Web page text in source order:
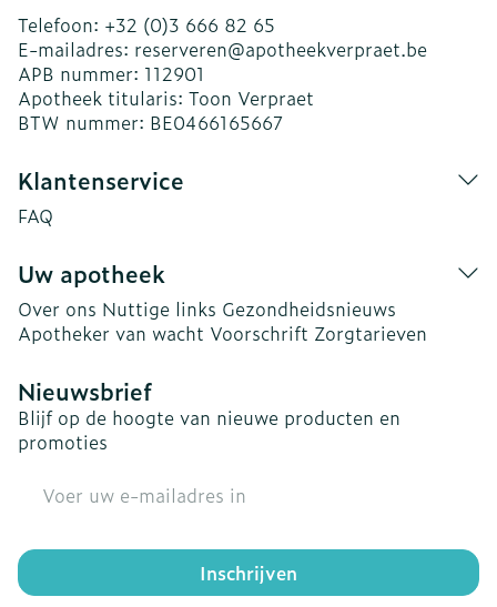
Telefoon: +32 (0)3 666 82 65
E-mailadres: reserveren@apotheekverpraet.be
APB nummer: 112901
Apotheek titularis: Toon Verpraet
BTW nummer: BE0466165667
Klantenservice
FAQ
Uw apotheek
Over ons Nuttige links Gezondheidsnieuws
Apotheker van wacht Voorschrift Zorgtarieven
Nieuwsbrief
Blijf op de hoogte van nieuwe producten en
promoties
Inschrijven